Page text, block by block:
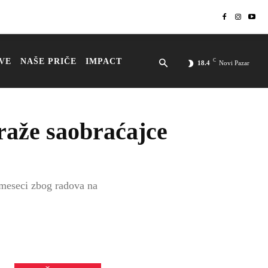
NAŠE PRIČE IMPACT 18.4 C Novi Pazar
saobraćajce
zbog radova na